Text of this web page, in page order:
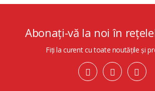
Abonați-vă la noi în
Fiți la curent cu toate noutățile și